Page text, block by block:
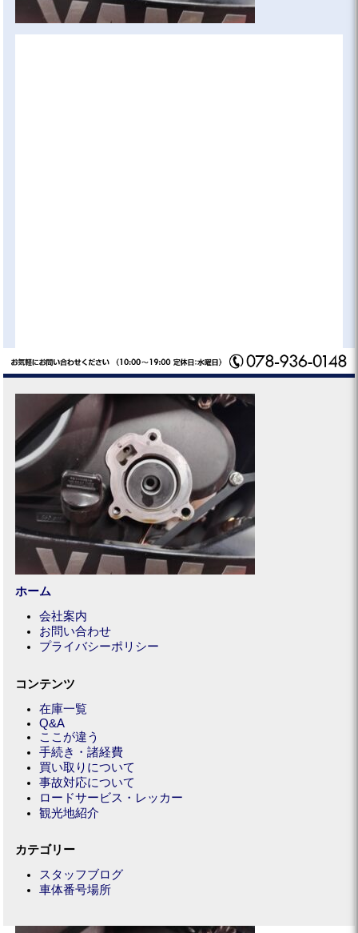
ホーム
会社案内
お問い合わせ
プライバシーポリシー
コンテンツ
在庫一覧
Q&A
ここが違う
手続き・諸経費
買い取りについて
事故対応について
ロードサービス・レッカー
観光地紹介
カテゴリー
スタッフブログ
車体番号場所